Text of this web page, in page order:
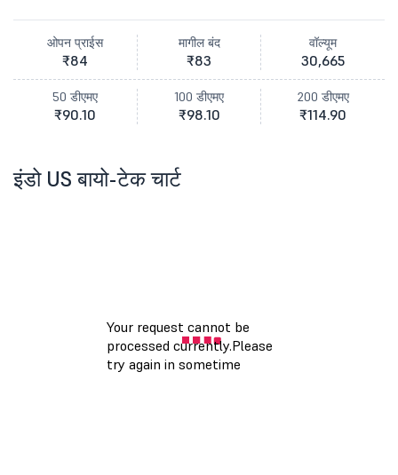
ओपन प्राईस
₹84
मागील बंद
₹83
वॉल्यूम
30,665
50 डीएमए
₹90.10
100 डीएमए
₹98.10
200 डीएमए
₹114.90
इंडो US बायो-टेक चार्ट